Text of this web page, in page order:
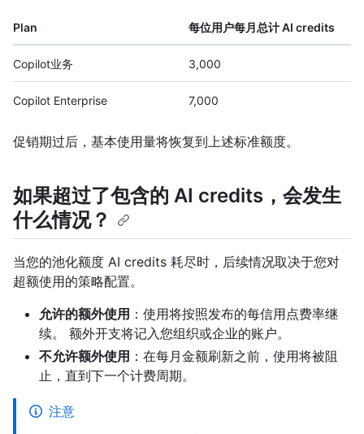
Plan 每位用户每月总计 AI credits
Copilot业务 3,000
Copilot Enterprise 7,000
促销期过后，基本使用量将恢复到上述标准额度。
如果超过了包含的 AI credits，会发生
什么情况？
当您的池化额度 AI credits 耗尽时，后续情况取决于您对
超额使用的策略配置。
允许的额外使用 ：使用将按照发布的每信用点费率继
续。 额外开支将记入您组织或企业的账户。
不允许额外使用 ：在每月金额刷新之前，使用将被阻
止，直到下一个计费周期。
注意